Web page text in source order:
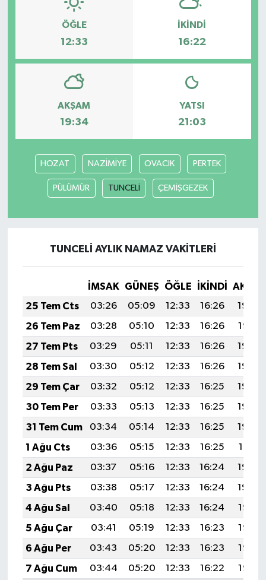
ÖĞLE
12:33
İKINDI
16:22
AKŞAM
19:34
YATSI
21:03
HOZAT NAZİMİYE OVACIK PERTEK
PÜLÜMÜR TUNCELİ ÇEMİŞGEZEK
TUNCELİ AYLIK NAMAZ VAKITLERI
İMSAK GÜNEŞ ÖĞLE İKINDI
25 Tem Cts
03:26 05:09 12:33 16:26
19:48
26 Tem Paz
03:28 05:10 12:33 16:26
19:47
27 Tem Pts
03:29 05:11 12:33 16:26
19:46
28 Tem Sal
03:30 05:12 12:33 16:26
19:45
29 Tem Çar
03:32 05:12 12:33 16:25
19:44
30 Tem Per
03:33 05:13 12:33 16:25
19:43
31 Tem Cum
03:34 05:14 12:33 16:25
19:42
1 Ağu Cts
03:36 05:15 12:33 16:25
19:41
2 Ağu Paz
03:37 05:16 12:33 16:24
19:40
3 Ağu Pts
03:38 05:17 12:33 16:24
19:39
4 Ağu Sal
03:40 05:18 12:33 16:24
19:38
5 Ağu Çar
03:41 05:19 12:33 16:23
19:37
6 Ağu Per
03:43 05:20 12:33 16:23
19:36
7 Ağu Cum
03:44 05:20 12:33 16:22
19:35